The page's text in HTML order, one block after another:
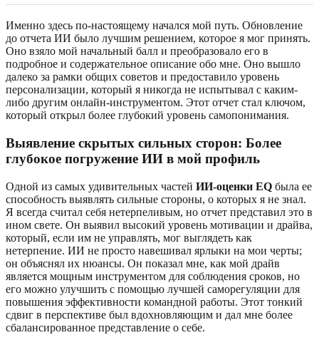
Именно здесь по-настоящему начался мой путь. Обновление
до отчета ИИ было лучшим решением, которое я мог принять.
Оно взяло мой начальный балл и преобразовало его в
подробное и содержательное описание обо мне. Оно вышло
далеко за рамки общих советов и предоставило уровень
персонализации, который я никогда не испытывал с каким-
либо другим онлайн-инструментом. Этот отчет стал ключом,
который открыл более глубокий уровень самопонимания.
Выявление скрытых сильных сторон: Более
глубокое погружение ИИ в мой профиль
Одной из самых удивительных частей ИИ-оценки EQ была ее
способность выявлять сильные стороны, о которых я не знал.
Я всегда считал себя нетерпеливым, но отчет представил это в
ином свете. Он выявил высокий уровень мотивации и драйва,
который, если им не управлять, мог выглядеть как
нетерпение. ИИ не просто навешивал ярлыки на мои черты;
он объяснял их нюансы. Он показал мне, как мой драйв
является мощным инструментом для соблюдения сроков, но
его можно улучшить с помощью лучшей саморегуляции для
повышения эффективности командной работы. Этот тонкий
сдвиг в перспективе был вдохновляющим и дал мне более
сбалансированное представление о себе.